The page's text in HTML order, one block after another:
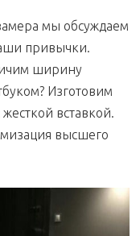
мы обсуждаем
привычки.
ширину
Изготовим
вставкой.
высшего